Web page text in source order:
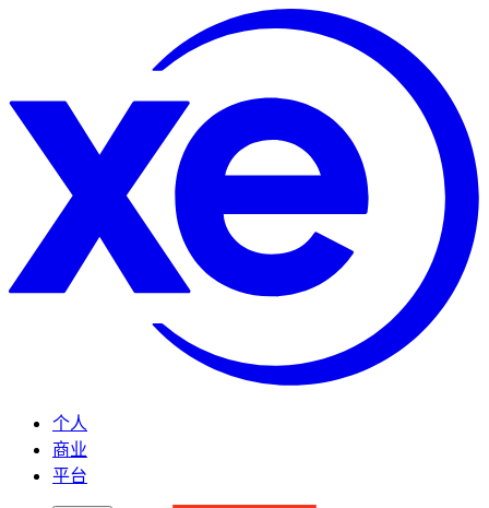
个人
商业
平台